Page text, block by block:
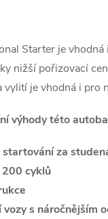
Starter je
nižší pořizovací
je vhodná i pro
výhody této
za
cyklů
s náročnějším